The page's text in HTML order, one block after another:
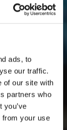
ads, to
our traffic.
of our site with
partners who
you’ve
from your use